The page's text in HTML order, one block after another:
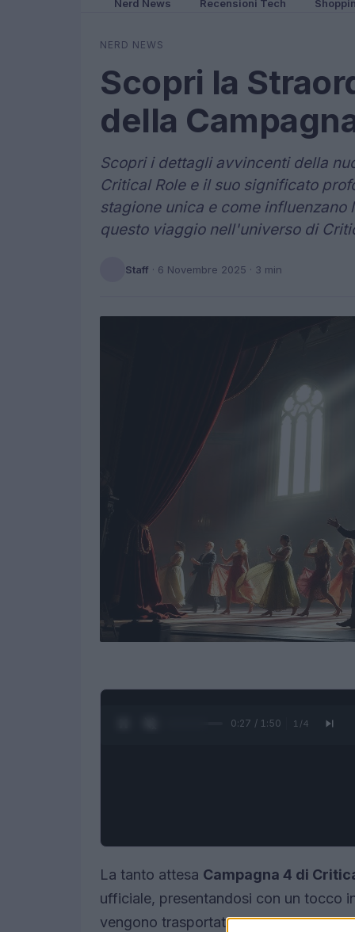
Nerd News Recensioni Tech
NERD NEWS
Scopri la
della
Scopri i dettagli avvincenti della
Critical Role e il suo significato
stagione unica e come
questo viaggio nell'universo di
Staff · 6 Novembre 2025 · 3 min
0:28 / 1:50 1 /4
La tanto attesa Campagna 4 di
ufficiale, presentandosi con un tocco
vengono trasportati in un’atmosfera